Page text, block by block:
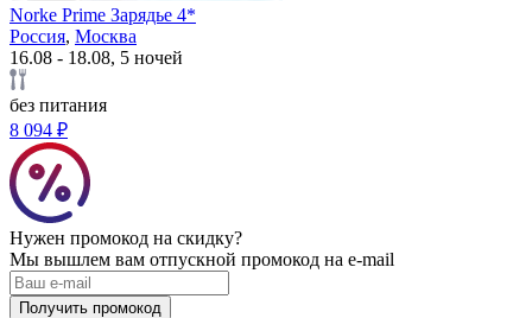
Norke Prime Зарядье 4*
Россия, Москва
16.08 - 18.08, 5 ночей
без питания
8 094 ₽
Нужен промокод на скидку?
Мы вышлем вам отпускной промокод на e-mail
Получить промокод